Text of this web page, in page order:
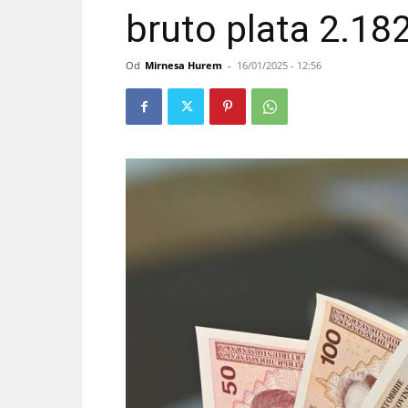
bruto plata
Od Mirnesa Hurem - 16/01/2025 - 12:56